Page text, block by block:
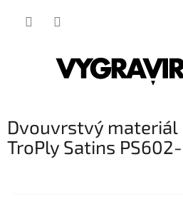
Dvouvrstvý
TroPly Satins